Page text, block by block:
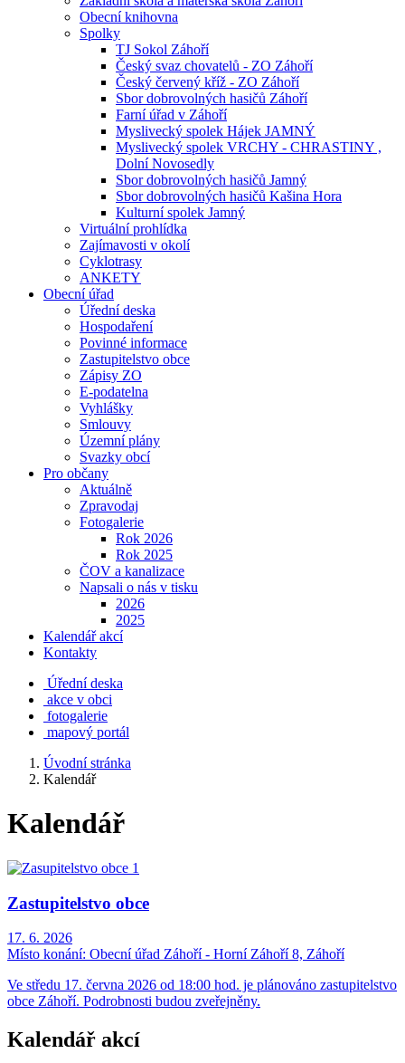
Obecní knihovna
Spolky
TJ Sokol Záhoří
Český svaz chovatelů - ZO Záhoří
Český červený kříž - ZO Záhoří
Sbor dobrovolných hasičů Záhoří
Farní úřad v Záhoří
Myslivecký spolek Hájek JAMNÝ
Myslivecký spolek VRCHY - CHRASTINY ,
Dolní Novosedly
Sbor dobrovolných hasičů Jamný
Sbor dobrovolných hasičů Kašina Hora
Kulturní spolek Jamný
Virtuální prohlídka
Zajímavosti v okolí
Cyklotrasy
ANKETY
Obecní úřad
Úřední deska
Hospodaření
Povinné informace
Zastupitelstvo obce
Zápisy ZO
E-podatelna
Vyhlášky
Smlouvy
Územní plány
Svazky obcí
Pro občany
Aktuálně
Zpravodaj
Fotogalerie
Rok 2026
Rok 2025
ČOV a kanalizace
Napsali o nás v tisku
2026
2025
Kalendář akcí
Kontakty
Úřední deska
akce v obci
fotogalerie
mapový portál
Úvodní stránka
Kalendář
Kalendář
Zastupitelstvo obce
17. 6. 2026
Místo konání: Obecní úřad Záhoří - Horní Záhoří 8, Záhoří
Ve středu 17. června 2026 od 18:00 hod. je plánováno zastupitelstvo
obce Záhoří. Podrobnosti budou zveřejněny.
Kalendář akcí